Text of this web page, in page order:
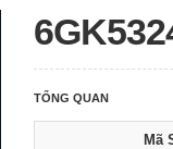
TỔNG QUAN
Mã